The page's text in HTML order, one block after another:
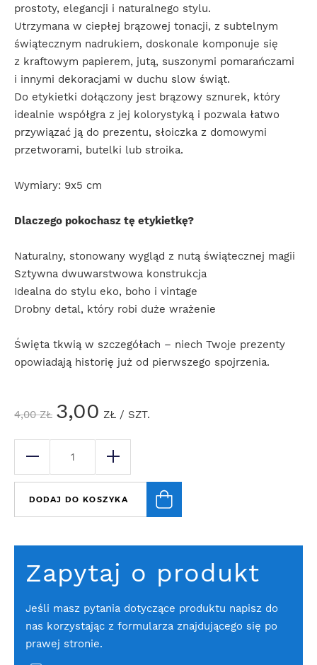
prostoty, elegancji i naturalnego stylu.
Utrzymana w ciepłej brązowej tonacji, z subtelnym
świątecznym nadrukiem, doskonale komponuje się
z kraftowym papierem, jutą, suszonymi pomarańczami
i innymi dekoracjami w duchu slow świąt.
Do etykietki dołączony jest brązowy sznurek, który
idealnie współgra z jej kolorystyką i pozwala łatwo
przywiązać ją do prezentu, słoiczka z domowymi
przetworami, butelki lub stroika.
Wymiary: 9x5 cm
Dlaczego pokochasz tę etykietkę?
Naturalny, stonowany wygląd z nutą świątecznej magii
Sztywna dwuwarstwowa konstrukcja
Idealna do stylu eko, boho i vintage
Drobny detal, który robi duże wrażenie
Święta tkwią w szczegółach – niech Twoje prezenty
opowiadają historię już od pierwszego spojrzenia.
4,00ZŁ 3,00 ZŁ / SZT.
DODAJ DO KOSZYKA
Zapytaj o produkt
Jeśli masz pytania dotyczące produktu napisz do
nas korzystając z formularza znajdującego się po
prawej stronie.